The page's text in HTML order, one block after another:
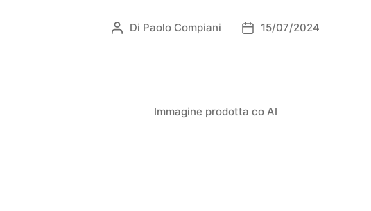
Di Paolo Compiani 15/07/2024
Immagine prodotta co AI